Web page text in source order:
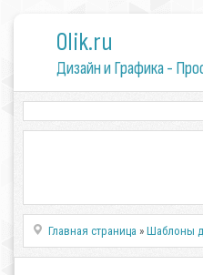
0lik.ru
Дизайн и Графика -
Главная страница »Шаблоны